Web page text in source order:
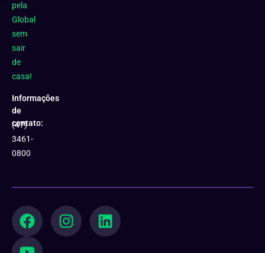
pela
Global
sem
sair
de
casa!
Informações
de
contato:
(47)
3461-
0800
F
a
c
I
n
L
i
Y
o
u